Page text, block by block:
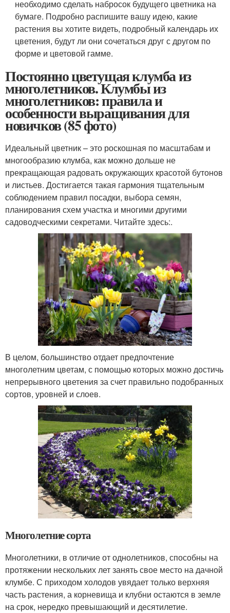
необходимо сделать набросок будущего цветника на
бумаге. Подробно распишите вашу идею, какие
растения вы хотите видеть, подробный календарь их
цветения, будут ли они сочетаться друг с другом по
форме и цветовой гамме.
Постоянно цветущая клумба из
многолетников. Клумбы из
многолетников: правила и
особенности выращивания для
новичков (85 фото)
Идеальный цветник – это роскошная по масштабам и
многообразию клумба, как можно дольше не
прекращающая радовать окружающих красотой бутонов
и листьев. Достигается такая гармония тщательным
соблюдением правил посадки, выбора семян,
планирования схем участка и многими другими
садоводческими секретами. Читайте здесь:.
В целом, большинство отдает предпочтение
многолетним цветам, с помощью которых можно достичь
непрерывного цветения за счет правильно подобранных
сортов, уровней и слоев.
Многолетние сорта
Многолетники, в отличие от однолетников, способны на
протяжении нескольких лет занять свое место на дачной
клумбе. С приходом холодов увядает только верхняя
часть растения, а корневища и клубни остаются в земле
на срок, нередко превышающий и десятилетие.